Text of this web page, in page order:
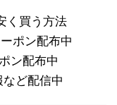
く買う方法
ポン配布中
ン配布中
など配信中